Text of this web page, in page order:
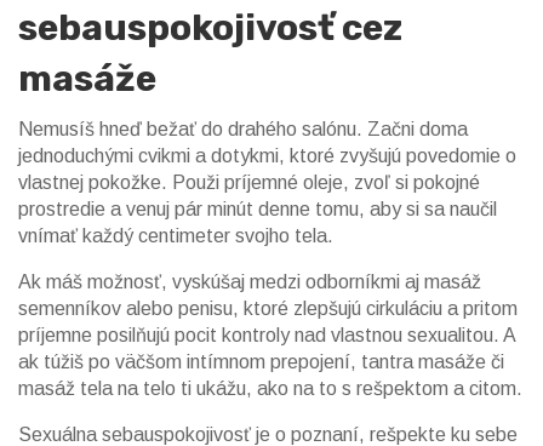
sebauspokojivosť cez
masáže
Nemusíš hneď bežať do drahého salónu. Začni doma
jednoduchými cvikmi a dotykmi, ktoré zvyšujú povedomie o
vlastnej pokožke. Použi príjemné oleje, zvoľ si pokojné
prostredie a venuj pár minút denne tomu, aby si sa naučil
vnímať každý centimeter svojho tela.
Ak máš možnosť, vyskúšaj medzi odborníkmi aj masáž
semenníkov alebo penisu, ktoré zlepšujú cirkuláciu a pritom
príjemne posilňujú pocit kontroly nad vlastnou sexualitou. A
ak túžiš po väčšom intímnom prepojení, tantra masáže či
masáž tela na telo ti ukážu, ako na to s rešpektom a citom.
Sexuálna sebauspokojivosť je o poznaní, rešpekte ku sebe